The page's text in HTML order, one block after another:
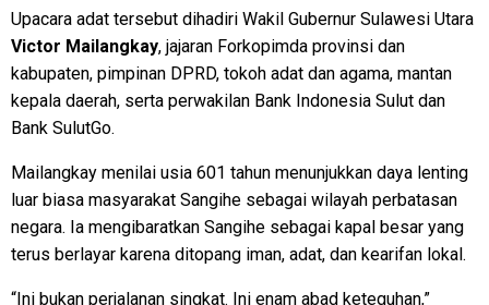
Upacara adat tersebut dihadiri Wakil Gubernur Sulawesi Utara
Victor Mailangkay, jajaran Forkopimda provinsi dan
kabupaten, pimpinan DPRD, tokoh adat dan agama, mantan
kepala daerah, serta perwakilan Bank Indonesia Sulut dan
Bank SulutGo.
Mailangkay menilai usia 601 tahun menunjukkan daya lenting
luar biasa masyarakat Sangihe sebagai wilayah perbatasan
negara. Ia mengibaratkan Sangihe sebagai kapal besar yang
terus berlayar karena ditopang iman, adat, dan kearifan lokal.
“Ini bukan perjalanan singkat. Ini enam abad keteguhan,”